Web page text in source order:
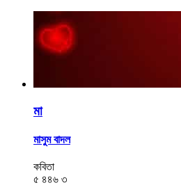
মা
মাসুম বাদল
কবিতা
৫ ৪৪৬ ৩